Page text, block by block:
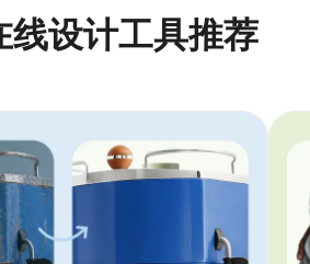
线设计工具推荐